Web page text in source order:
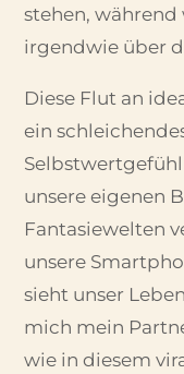
stehen, während
irgendwie über
Diese Flut an
ein
unsere eigenen
Fantasiewelten
unsere
sieht unser
mich mein
wie in diesem